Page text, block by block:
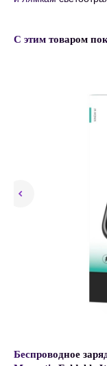
С этим товаром
Беспроводное